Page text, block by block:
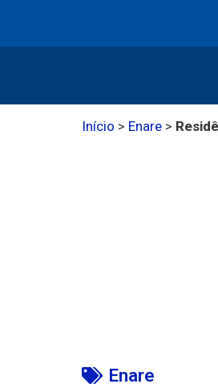
Início > Enare >
Enare